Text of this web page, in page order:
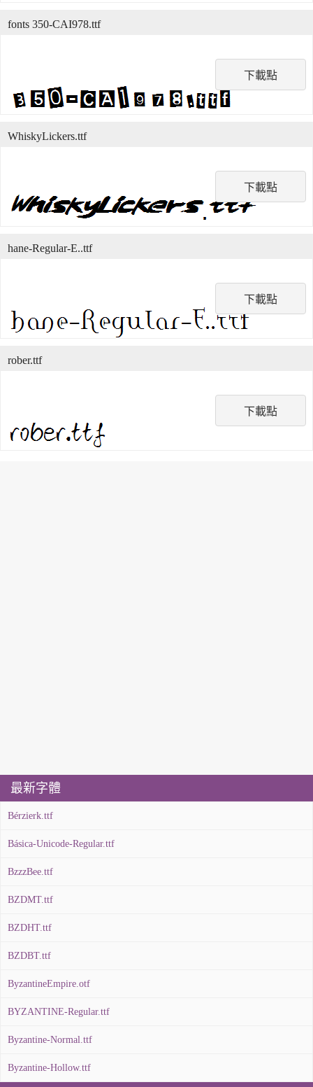
下載點
fonts 350-CAI978.ttf
下載點
WhiskyLickers.ttf
下載點
hane-Regular-E..ttf
下載點
rober.ttf
最新字體
Bérzierk.ttf
Básica-Unicode-Regular.ttf
BzzzBee.ttf
BZDMT.ttf
BZDHT.ttf
BZDBT.ttf
ByzantineEmpire.otf
BYZANTINE-Regular.ttf
Byzantine-Normal.ttf
Byzantine-Hollow.ttf